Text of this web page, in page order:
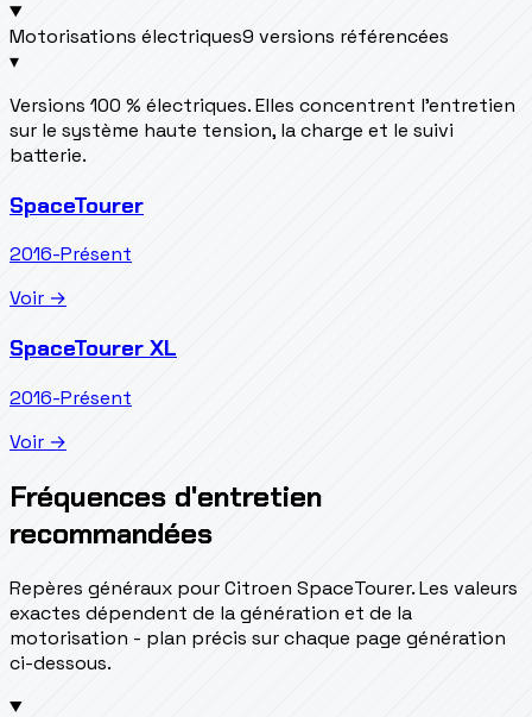
Motorisations électriques9 versions référencées
▾
Versions 100 % électriques. Elles concentrent l’entretien
sur le système haute tension, la charge et le suivi
batterie.
SpaceTourer
2016-Présent
Voir →
SpaceTourer XL
2016-Présent
Voir →
Fréquences d'entretien
recommandées
Repères généraux pour Citroen SpaceTourer. Les valeurs
exactes dépendent de la génération et de la
motorisation - plan précis sur chaque page génération
ci-dessous.